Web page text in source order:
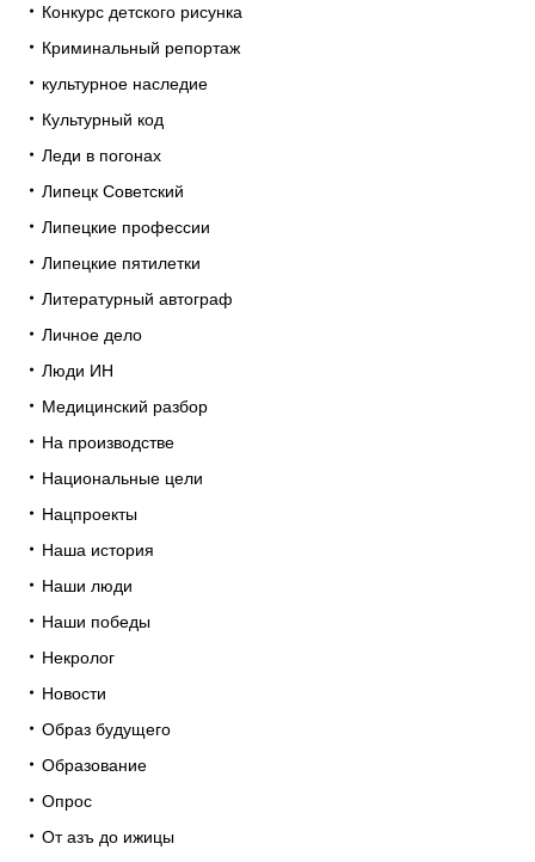
Конкурс детского рисунка
Криминальный репортаж
культурное наследие
Культурный код
Леди в погонах
Липецк Советский
Липецкие профессии
Липецкие пятилетки
Литературный автограф
Личное дело
Люди ИН
Медицинский разбор
На производстве
Национальные цели
Нацпроекты
Наша история
Наши люди
Наши победы
Некролог
Новости
Образ будущего
Образование
Опрос
От азъ до ижицы